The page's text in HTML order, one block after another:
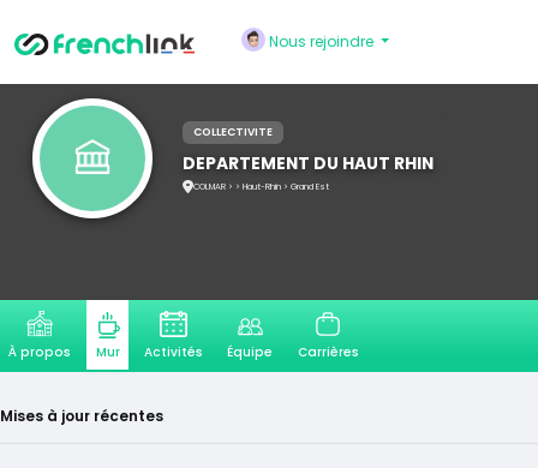
Nous rejoindre
COLLECTIVITE
DEPARTEMENT DU HAUT RHIN
COLMAR > > Haut-Rhin > Grand Est
À propos Mur Activités Équipe Carrières
Mises à jour récentes